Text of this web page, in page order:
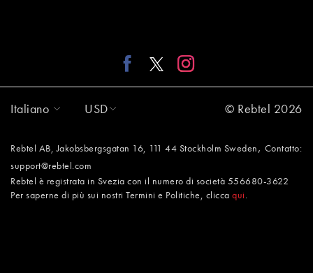
Italiano USD © Rebtel 2026
Rebtel AB, Jakobsbergsgatan 16, 111 44 Stockholm Sweden , Contatto:
support@rebtel.com
Rebtel è registrata in Svezia con il numero di società 556680-3622
Per saperne di più sui nostri Termini e Politiche, clicca qui .